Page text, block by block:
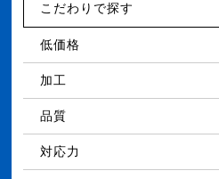
こだわりで探す
低価格
加工
品質
対応力